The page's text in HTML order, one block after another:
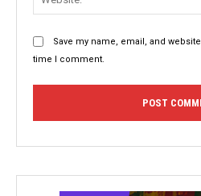
Save my name, email, and
time I comment.